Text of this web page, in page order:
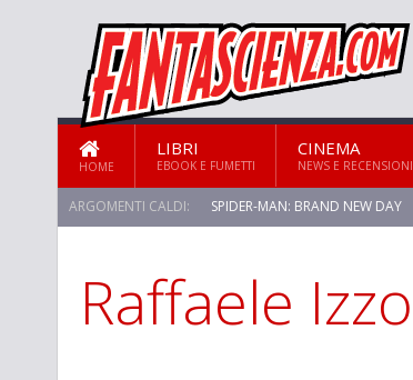
HOME
LIBRI
EBOOK E FUMETTI
CINEMA
NEWS E RECENSIONI
ARGOMENTI CALDI: SPIDER-MAN: BRAND NEW DAY
STAR TREK: STRANGE NEW WORLDS
Raffaele Izzo